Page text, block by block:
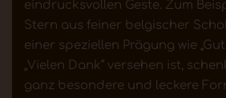
eindrucksvollen Geste. Zum
Stern aus feiner belgischer
einer speziellen Prägung wie
„Vielen Dank“ versehen ist,
ganz besondere und leckere